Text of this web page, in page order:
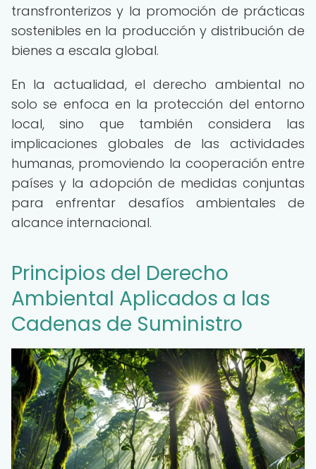
transfronterizos y la promoción de prácticas
sostenibles en la producción y distribución de
bienes a escala global.
En la actualidad, el derecho ambiental no
solo se enfoca en la protección del entorno
local, sino que también considera las
implicaciones globales de las actividades
humanas, promoviendo la cooperación entre
países y la adopción de medidas conjuntas
para enfrentar desafíos ambientales de
alcance internacional.
Principios del Derecho
Ambiental Aplicados a las
Cadenas de Suministro